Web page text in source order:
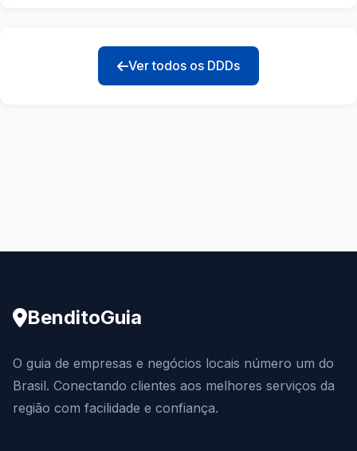
Ver todos os DDDs
BenditoGuia
O guia de empresas e negócios locais número um do
Brasil. Conectando clientes aos melhores serviços da
região com facilidade e confiança.